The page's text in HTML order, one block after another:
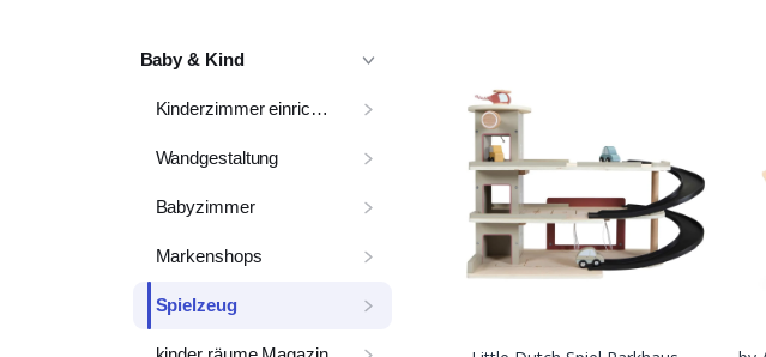
Baby & Kind
Kinderzimmer einrichten
Wandgestaltung
Babyzimmer
Markenshops
Spielzeug